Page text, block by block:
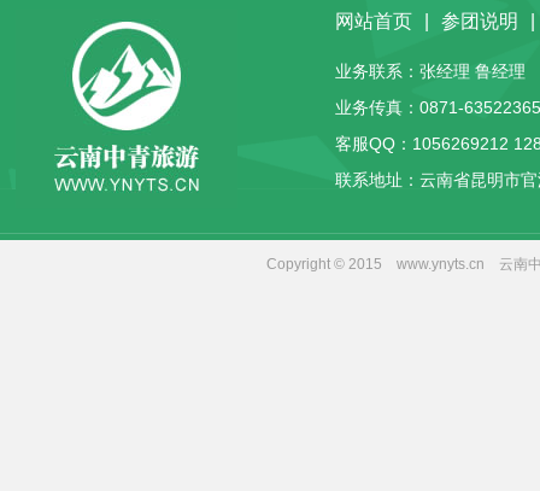
网站首页 参团说明
业务联系：张经理 鲁经理
业务传真：0871-
客服QQ： 1056269212
联系地址：云南省昆明市
Copyright © 2015 www.ynyts.cn 云南